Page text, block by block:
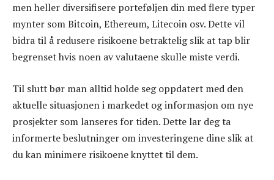
men heller diversifisere porteføljen din med flere typer
mynter som Bitcoin, Ethereum, Litecoin osv. Dette vil
bidra til å redusere risikoene betraktelig slik at tap blir
begrenset hvis noen av valutaene skulle miste verdi.
Til slutt bør man alltid holde seg oppdatert med den
aktuelle situasjonen i markedet og informasjon om nye
prosjekter som lanseres for tiden. Dette lar deg ta
informerte beslutninger om investeringene dine slik at
du kan minimere risikoene knyttet til dem.